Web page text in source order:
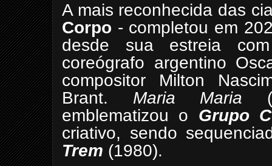
A mais reconhecida das
Corpo - completou em
desde sua estreia
coreógrafo argentino
compositor Milton
Brant. Maria Maria
emblematizou o Grupo
criativo, sendo
Trem (1980).